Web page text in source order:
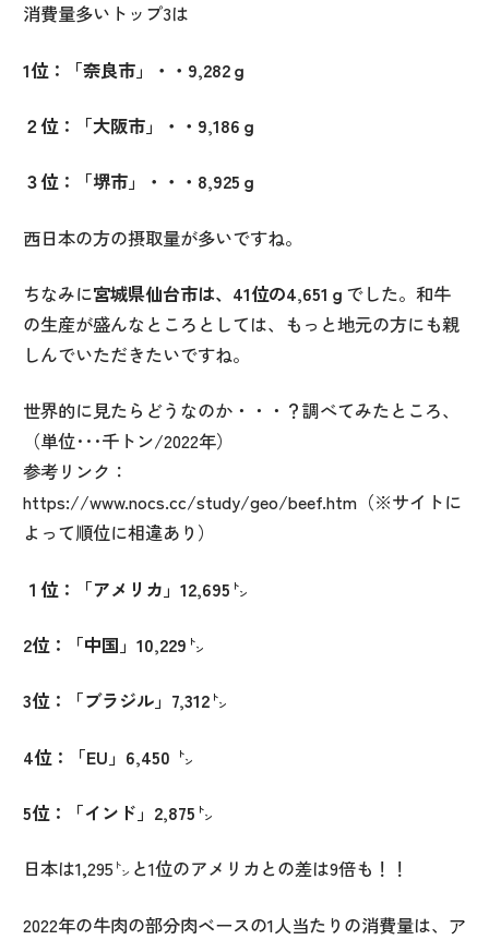
消費量多いトップ3は
1位：「奈良市」・・ 9,282ｇ
２位：「大阪市」・・ 9,186 ｇ
３位：「堺市」・・・ 8,925 ｇ
西日本の方の摂取量が多いですね。
ちなみに宮城県仙台市は、 41位の4,651 ｇ でした。和牛
の生産が盛んなところとしては、もっと地元の方にも親
しんでいただきたいですね。
世界的に見たらどうなのか・・・？調べてみたところ、
（単位･･･千トン/2022年）
参考リンク ：
https://www.nocs.cc/study/geo/beef.htm （※サイトに
よって順位に相違あり）
１位：「アメリカ」 12,695 ㌧
2位：「中国」 10,229 ㌧
3位：「ブラジル」 7,312㌧
4位：「EU 」 6,450 ㌧
5位：「インド」 2,875 ㌧
日本は1,295㌧と1位のアメリカとの差は9倍も！！
2022年の牛肉の部分肉ベースの1人当たりの消費量は、 ア